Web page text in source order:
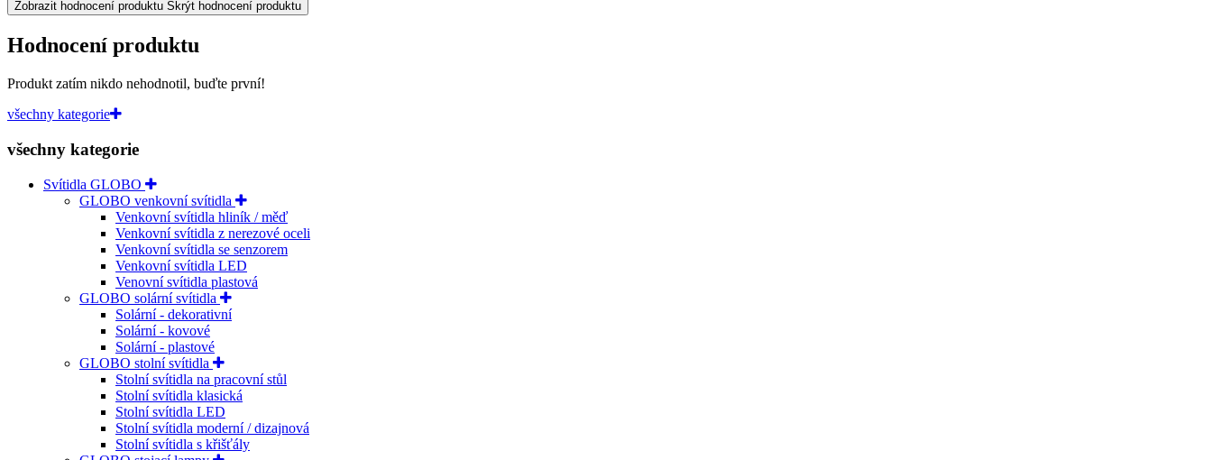
Zobrazit hodnocení produktu Skrýt hodnocení produktu
Hodnocení produktu
Produkt zatím nikdo nehodnotil, buďte první!
všechny kategorie
všechny kategorie
Svítidla GLOBO
GLOBO venkovní svítidla
Venkovní svítidla hliník / měď
Venkovní svítidla z nerezové oceli
Venkovní svítidla se senzorem
Venkovní svítidla LED
Venovní svítidla plastová
GLOBO solární svítidla
Solární - dekorativní
Solární - kovové
Solární - plastové
GLOBO stolní svítidla
Stolní svítidla na pracovní stůl
Stolní svítidla klasická
Stolní svítidla LED
Stolní svítidla moderní / dizajnová
Stolní svítidla s křišťály